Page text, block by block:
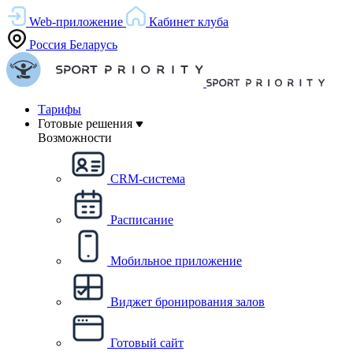
Web-приложение
Кабинет клуба
Россия Беларусь
Тарифы
Готовые решения
Возможности
CRM-система
Расписание
Мобильное приложение
Виджет бронирования залов
Готовый сайт